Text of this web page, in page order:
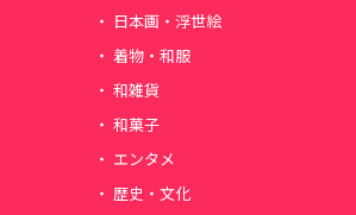
日本画・浮世絵
着物・和服
和雑貨
和菓子
エンタメ
歴史・文化